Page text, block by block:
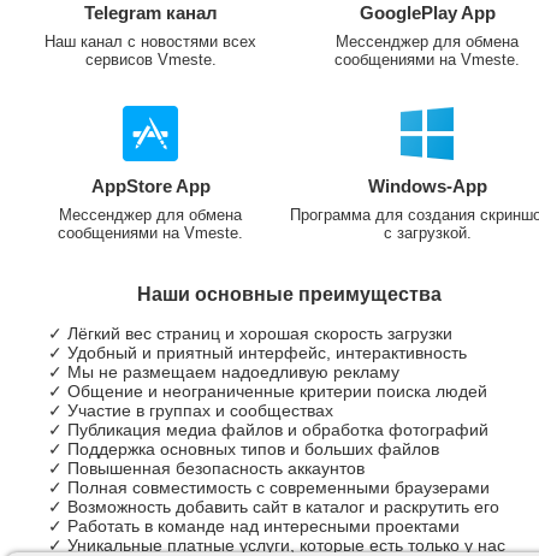
Telegram канал
Наш канал с новостями всех
сервисов Vmeste.
GooglePlay App
Мессенджер для обмена
сообщениями на Vmeste.
AppStore App
Мессенджер для обмена
сообщениями на Vmeste.
Windows-App
Программа для создания
с загрузкой.
Наши основные преимущества
✓ Лёгкий вес страниц и хорошая скорость загрузки
✓ Удобный и приятный интерфейс, интерактивность
✓ Мы не размещаем надоедливую рекламу
✓ Общение и неограниченные критерии поиска людей
✓ Участие в группах и сообществах
✓ Публикация медиа файлов и обработка фотографий
✓ Поддержка основных типов и больших файлов
✓ Повышенная безопасность аккаунтов
✓ Полная совместимость с современными браузерами
✓ Возможность добавить сайт в каталог и раскрутить его
✓ Работать в команде над интересными проектами
✓ Уникальные платные услуги, которые есть только у нас